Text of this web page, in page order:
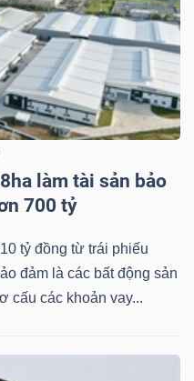
làm tài sản bảo
700 tỷ
tỷ đồng từ trái phiếu
đảm là các bất động sản
cấu các khoản vay...